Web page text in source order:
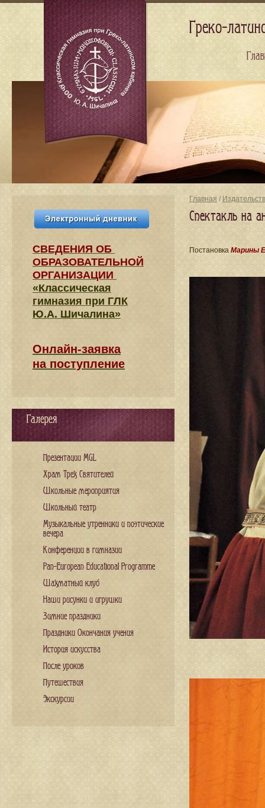
Главная /
Спектакль на
Постановка Марины
СВЕДЕНИЯ​ ОБ
ОБРАЗОВАТЕЛЬНОЙ
ОРГАНИЗАЦИИ
«Классическая
гимназия при ГЛК
Ю.А. Шичалина»
Онлайн-заявка
на поступление
Галерея
Презентации MGL
Храм Трех Святителей
Школьные мероприятия
Школьный театр
Музыкальные утренники и поэтические
вечера
Конференции в гимназии
Pan-European Educational Programme
Шахматный клуб
Наши рисунки и игрушки
Зимние праздники
Праздники Окончания учения
История искусства
После уроков
Путешествия
Экскурсии
Греко-